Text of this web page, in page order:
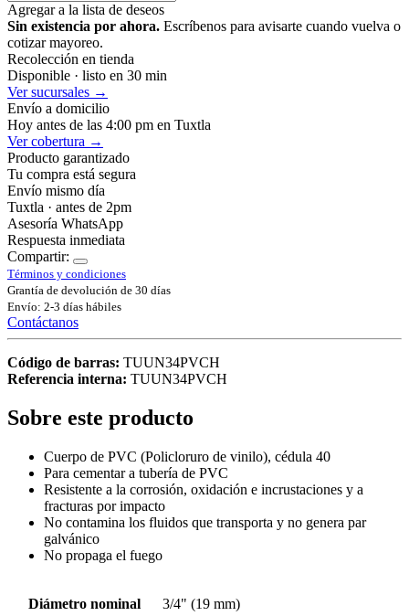
Agregar a la lista de deseos
Sin existencia por ahora. Escríbenos para avisarte cuando vuelva o
cotizar mayoreo.
Recolección en tienda
Disponible · listo en 30 min
Ver sucursales →
Envío a domicilio
Hoy antes de las 4:00 pm en Tuxtla
Ver cobertura →
Producto garantizado
Tu compra está segura
Envío mismo día
Tuxtla · antes de 2pm
Asesoría WhatsApp
Respuesta inmediata
Compartir:
Términos y condiciones
Grantía de devolución de 30 días
Envío: 2-3 días hábiles
Contáctanos
Código de barras: TUUN34PVCH
Referencia interna: TUUN34PVCH
Sobre este producto
Cuerpo de PVC (Policloruro de vinilo), cédula 40
Para cementar a tubería de PVC
Resistente a la corrosión, oxidación e incrustaciones y a
fracturas por impacto
No contamina los fluidos que transporta y no genera par
galvánico
No propaga el fuego
Diámetro nominal 3/4" (19 mm)